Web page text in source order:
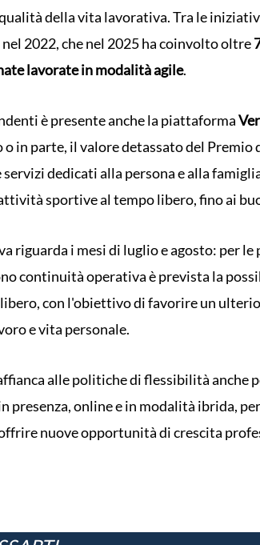
della vita lavorativa. Tra le
2022, che nel 2025 ha coinvolto oltre
lavorate in modalità agile.
è presente anche la piattaforma
in parte, il valore detassato del
dedicati alla persona e alla
sportive al tempo libero, fino ai
riguarda i mesi di luglio e agosto: per le
continuità operativa è prevista la
con l'obiettivo di favorire un
e vita personale.
alle politiche di flessibilità anche
presenza, online e in modalità ibrida,
nuove opportunità di crescita